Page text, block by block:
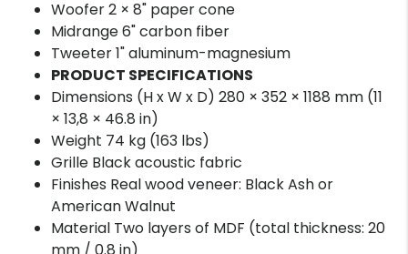
Woofer 2 × 8" paper cone
Midrange 6" carbon fiber
Tweeter 1" aluminum-magnesium
PRODUCT SPECIFICATIONS
Dimensions (H x W x D) 280 × 352 × 1188 mm (11
× 13,8 × 46.8 in)
Weight 74 kg (163 lbs)
Grille Black acoustic fabric
Finishes Real wood veneer: Black Ash or
American Walnut
Material Two layers of MDF (total thickness: 20
mm / 0.8 in)